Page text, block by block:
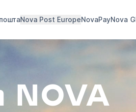
Nova Post EuropeNovaPayNova
NOVA